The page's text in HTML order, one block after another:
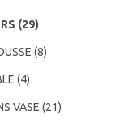
(29)
(8)
(4)
VASE (21)